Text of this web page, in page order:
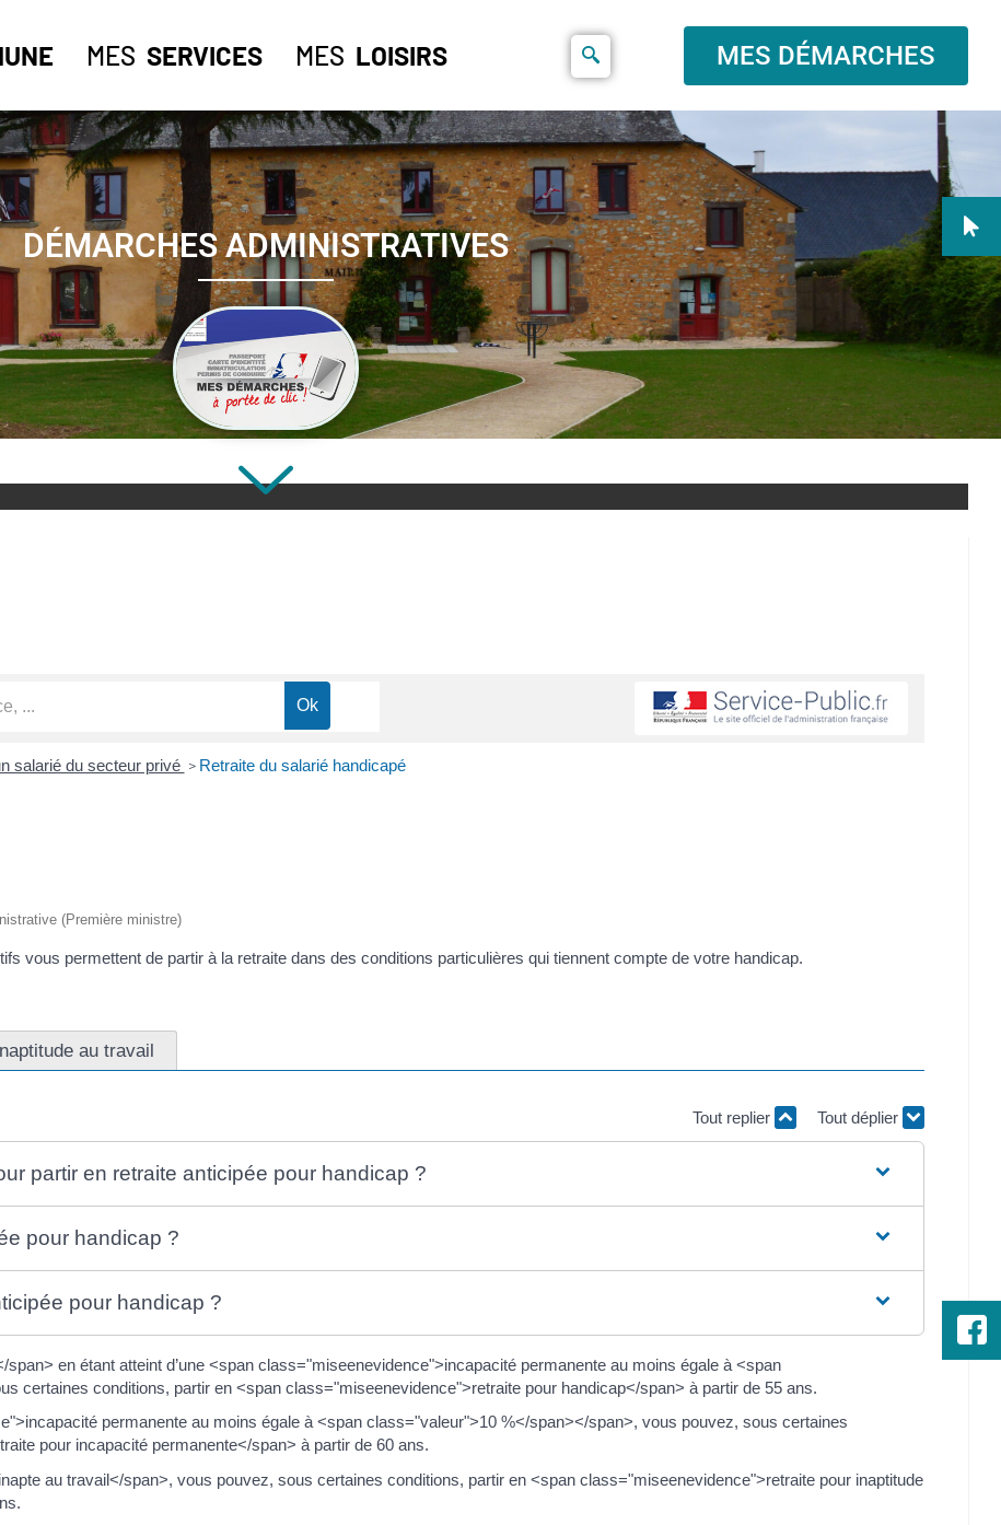
MES SERVICES MES LOISIRS MES DÉMARCHES
DÉMARCHES ADMINISTRATIVES
salarié du secteur privé > Retraite du salarié handicapé
(Première ministre)
vous permettent de partir à la retraite dans des conditions particulières qui tiennent compte de votre handicap.
au travail
Tout replier Tout déplier
partir en retraite anticipée pour handicap ?
pour handicap ?
pour handicap ?
en étant atteint d’une <span class="miseenevidence">incapacité permanente au moins égale à <span
certaines conditions, partir en <span class="miseenevidence">retraite pour handicap</span> à partir de 55 ans.
permanente au moins égale à <span class="valeur">10 %</span></span>, vous pouvez, sous certaines
pour incapacité permanente</span> à partir de 60 ans.
au travail</span>, vous pouvez, sous certaines conditions, partir en <span class="miseenevidence">retraite pour inaptitude